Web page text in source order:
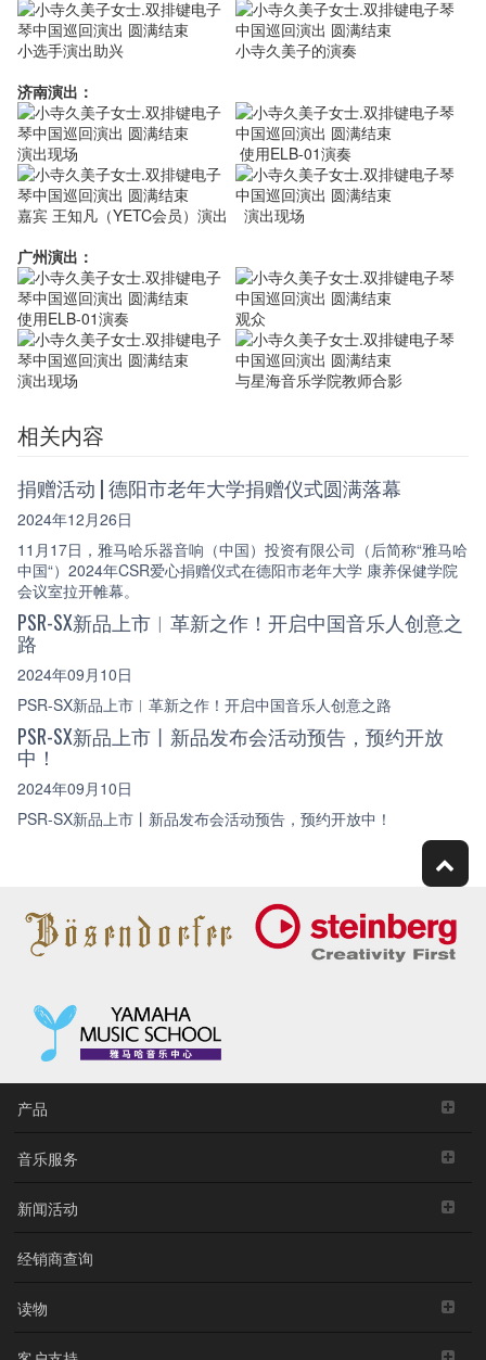
小选手演出助兴
小寺久美子的演奏
济南演出：
演出现场 使用ELB-01演奏
嘉宾 王知凡（YETC会员）演出
演出现场
广州演出：
使用ELB-01演奏 观众
演出现场 与星海音乐学院教师合影
相关内容
捐赠活动 | 德阳市老年大学捐赠仪式圆满落幕
2024年12月26日
11月17日，雅马哈乐器音响（中国）投资有限公司（后简称“雅马哈
中国“）2024年CSR爱心捐赠仪式在德阳市老年大学 康养保健学院
会议室拉开帷幕。
PSR-SX新品上市︱革新之作！开启中国音乐人创意之
路
2024年09月10日
PSR-SX新品上市︱革新之作！开启中国音乐人创意之路
PSR-SX新品上市丨新品发布会活动预告，预约开放
中！
2024年09月10日
PSR-SX新品上市丨新品发布会活动预告，预约开放中！
产品
音乐服务
新闻活动
经销商查询
读物